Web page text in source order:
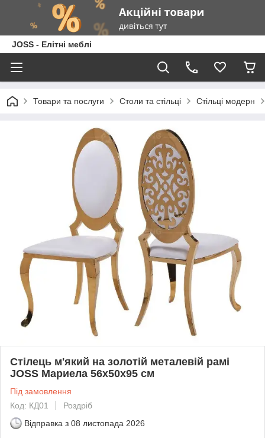
JOSS - Елітні меблі
Товари та послуги Столи та стільці Стільці модерн
Стілець м'який на золотій металевій рамі
JOSS Мариела 56х50х95 см
Під замовлення
Код: КД01
Роздріб
Відправка з 08 листопада 2026